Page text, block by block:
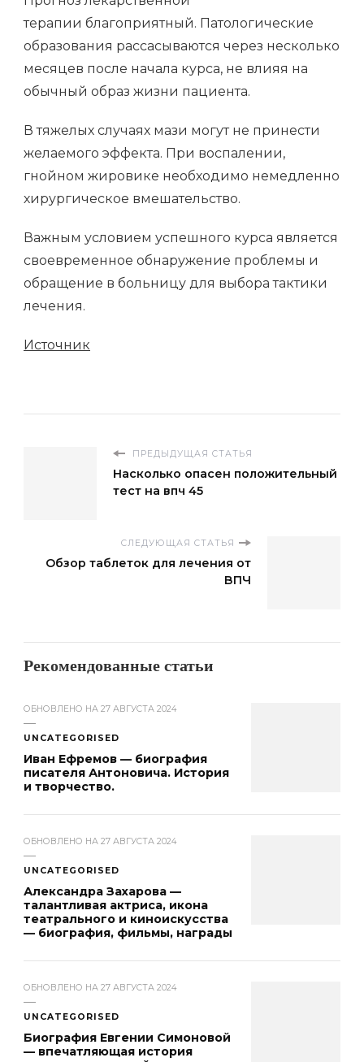
терапии благоприятный. Патологические
образования рассасываются через несколько
месяцев после начала курса, не влияя на
обычный образ жизни пациента.
В тяжелых случаях мази могут не принести
желаемого эффекта. При воспалении,
гнойном жировике необходимо немедленно
хирургическое вмешательство.
Важным условием успешного курса является
своевременное обнаружение проблемы и
обращение в больницу для выбора тактики
лечения.
Источник
ПРЕДЫДУЩАЯ СТАТЬЯ
Насколько опасен положительный
тест на впч 45
СЛЕДУЮЩАЯ СТАТЬЯ
Обзор таблеток для лечения от
ВПЧ
Рекомендованные статьи
ОБНОВЛЕНО НА 27 АВГУСТА 2024
UNCATEGORISED
Иван Ефремов — биография
писателя Антоновича. История
и творчество.
ОБНОВЛЕНО НА 27 АВГУСТА 2024
UNCATEGORISED
Александра Захарова —
талантливая актриса, икона
театрального и киноискусства
— биография, фильмы, награды
ОБНОВЛЕНО НА 27 АВГУСТА 2024
UNCATEGORISED
Биография Евгении Симоновой
— впечатляющая история